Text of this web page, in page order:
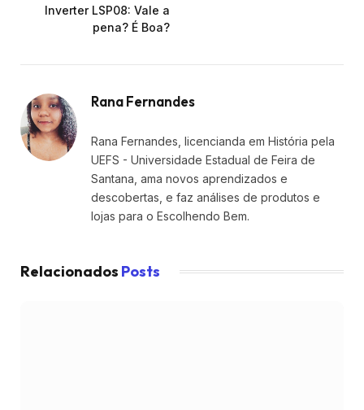
Inverter LSP08: Vale a
pena? É Boa?
Rana Fernandes
Rana Fernandes, licencianda em História pela
UEFS - Universidade Estadual de Feira de
Santana, ama novos aprendizados e
descobertas, e faz análises de produtos e
lojas para o Escolhendo Bem.
Relacionados Posts